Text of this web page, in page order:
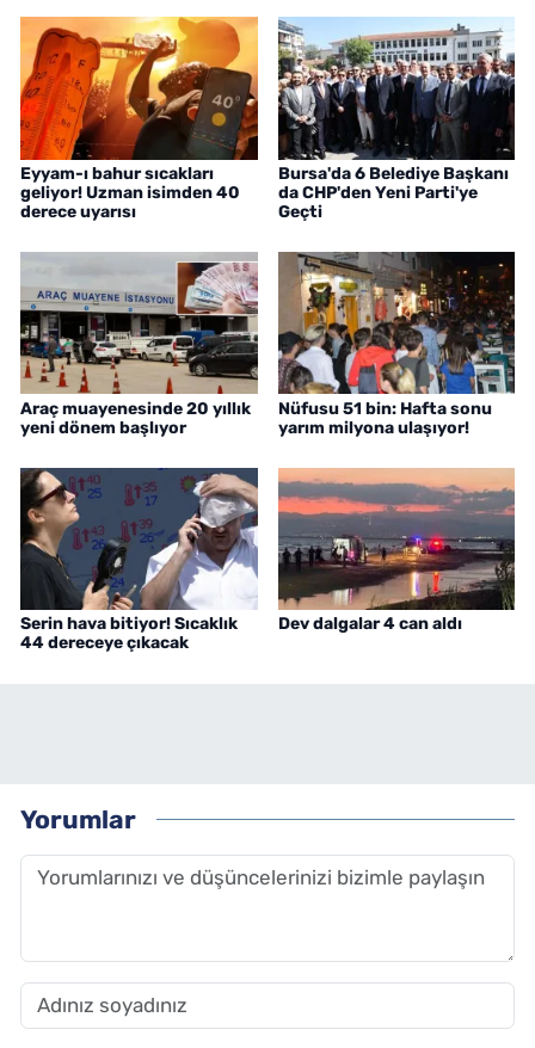
Eyyam-ı bahur sıcakları
geliyor! Uzman isimden 40
derece uyarısı
Bursa'da 6 Belediye Başkanı
da CHP'den Yeni Parti'ye
Geçti
Araç muayenesinde 20 yıllık
yeni dönem başlıyor
Nüfusu 51 bin: Hafta sonu
yarım milyona ulaşıyor!
Serin hava bitiyor! Sıcaklık
44 dereceye çıkacak
Dev dalgalar 4 can aldı
Yorumlar